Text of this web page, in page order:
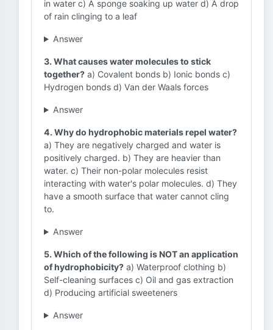
in water c) A sponge soaking up water d) A drop
of rain clinging to a leaf
Answer
3. What causes water molecules to stick
together? a) Covalent bonds b) Ionic bonds c)
Hydrogen bonds d) Van der Waals forces
Answer
4. Why do hydrophobic materials repel water?
a) They are negatively charged and water is
positively charged. b) They are heavier than
water. c) Their non-polar molecules resist
interacting with water's polar molecules. d) They
have a smooth surface that water cannot cling
to.
Answer
5. Which of the following is NOT an application
of hydrophobicity? a) Waterproof clothing b)
Self-cleaning surfaces c) Oil and gas extraction
d) Producing artificial sweeteners
Answer